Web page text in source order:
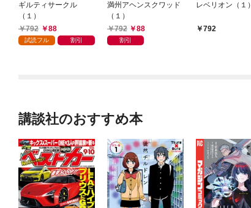
ギルティサークル
（１）
792
88
試読フル 割引
満州アヘンスクワッド
（１）
792
88
割引
レベリオン（１）
792
講談社のおすすめ本